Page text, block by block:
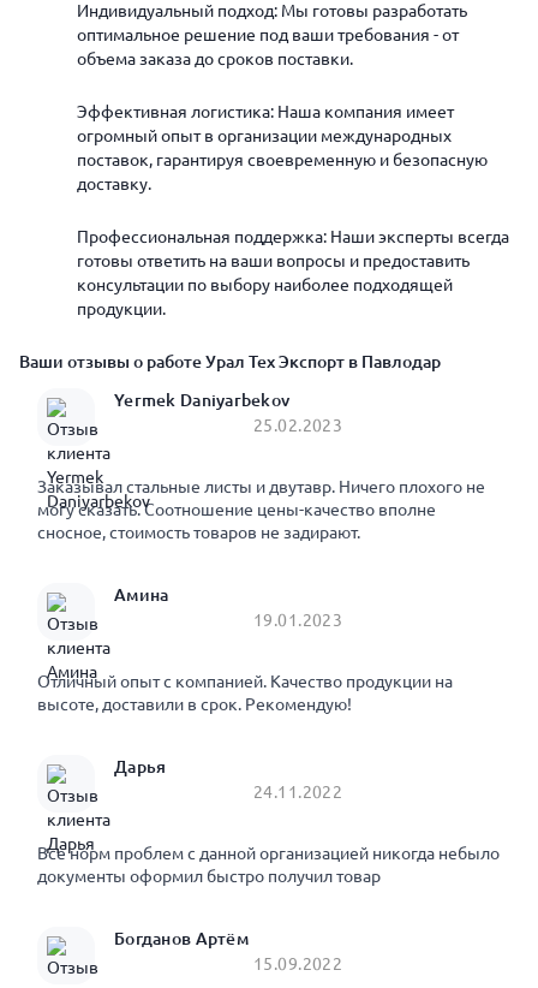
Индивидуальный подход: Мы готовы разработать
оптимальное решение под ваши требования - от
объема заказа до сроков поставки.
Эффективная логистика: Наша компания имеет
огромный опыт в организации международных
поставок, гарантируя своевременную и безопасную
доставку.
Профессиональная поддержка: Наши эксперты всегда
готовы ответить на ваши вопросы и предоставить
консультации по выбору наиболее подходящей
продукции.
Ваши отзывы о работе Урал Тех Экспорт в Павлодар
Yermek Daniyarbekov
25.02.2023
Заказывал стальные листы и двутавр. Ничего плохого не
могу сказать. Соотношение цены-качество вполне
сносное, стоимость товаров не задирают.
Амина
19.01.2023
Отличный опыт с компанией. Качество продукции на
высоте, доставили в срок. Рекомендую!
Дарья
24.11.2022
Все норм проблем с данной организацией никогда небыло
документы оформил быстро получил товар
Богданов Артём
15.09.2022